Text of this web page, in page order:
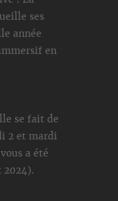
ses
année
en
se fait de
2 et mardi
a été
2024).